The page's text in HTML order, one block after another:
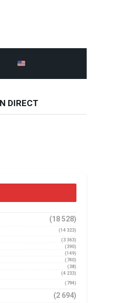
DIRECT
(18 528)
(14 323)
(3 363)
(390)
(149)
(740)
(38)
(4 233)
(794)
(2 694)